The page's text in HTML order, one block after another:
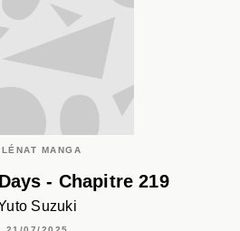
MANGA
- Chapitre 219
Suzuki